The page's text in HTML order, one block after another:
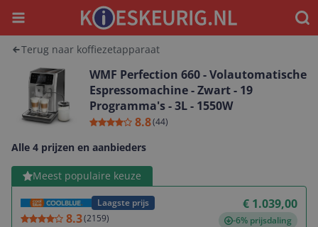
Menu
Terug naar koffiezetapparaat
WMF Perfection 660 - Volautomatische
Espressomachine - Zwart - 19
Programma's - 3L - 1550W
8.8(44)
Alle 4 prijzen en aanbieders
Meest populaire keuze
Laagste prijs
8.3(2159)
€ 1.039,00
-6% prijsdaling
Bekijk product